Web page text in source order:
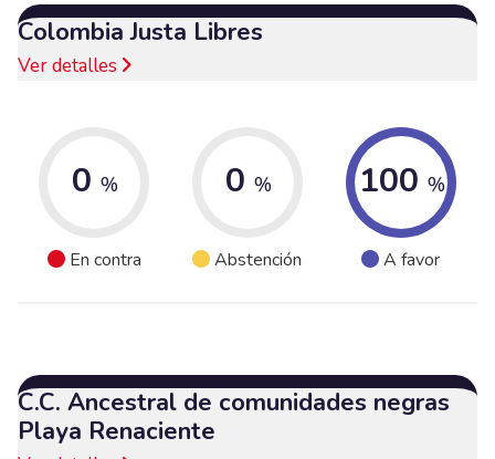
Colombia Justa Libres
Ver detalles
0 %
En contra
0 %
Abstención
100 %
A favor
C.C. Ancestral de comunidades negras
Playa Renaciente